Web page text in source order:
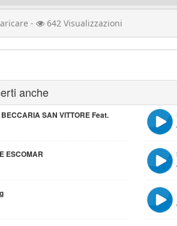
- 642 Visualizzazioni
anche
SAN VITTORE Feat.
ESCOMAR